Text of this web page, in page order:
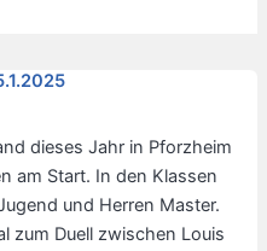
dieses Jahr in Pforzheim
am Start. In den Klassen
und Herren Master.
zum Duell zwischen Louis